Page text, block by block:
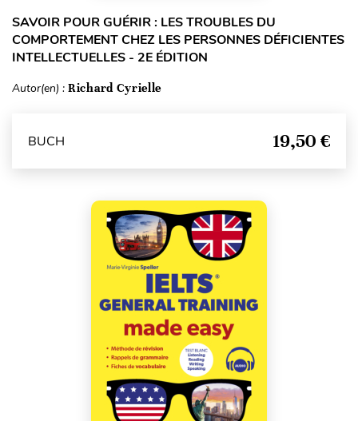
SAVOIR POUR GUÉRIR : LES TROUBLES DU
COMPORTEMENT CHEZ LES PERSONNES DÉFICIENTES
INTELLECTUELLES - 2E ÉDITION
Autor(en) : Richard Cyrielle
BUCH 19,50 €